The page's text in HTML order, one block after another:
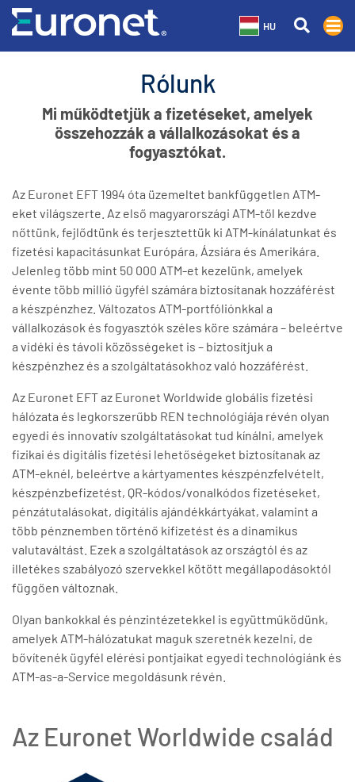
HU
Rólunk
Mi működtetjük a fizetéseket, amelyek
összehozzák a vállalkozásokat és a
fogyasztókat.
Az Euronet EFT 1994 óta üzemeltet bankfüggetlen ATM-
eket világszerte. Az első magyarországi ATM-től kezdve
nőttünk, fejlődtünk és terjesztettük ki ATM-kínálatunkat és
fizetési kapacitásunkat Európára, Ázsiára és Amerikára.
Jelenleg több mint 50 000 ATM-et kezelünk, amelyek
évente több millió ügyfél számára biztosítanak hozzáférést
a készpénzhez. Változatos ATM-portfóliónkkal a
vállalkozások és fogyasztók széles köre számára – beleértve
a vidéki és távoli közösségeket is – biztosítjuk a
készpénzhez és a szolgáltatásokhoz való hozzáférést.
Az Euronet EFT az Euronet Worldwide globális fizetési
hálózata és legkorszerűbb REN technológiája révén olyan
egyedi és innovatív szolgáltatásokat tud kínálni, amelyek
fizikai és digitális fizetési lehetőségeket biztosítanak az
ATM-eknél, beleértve a kártyamentes készpénzfelvételt,
készpénzbefizetést, QR-kódos/vonalkódos fizetéseket,
pénzátutalásokat, digitális ajándékkártyákat, valamint a
több pénznemben történő kifizetést és a dinamikus
valutaváltást. Ezek a szolgáltatások az országtól és az
illetékes szabályozó szervekkel kötött megállapodásoktól
függően változnak.
Olyan bankokkal és pénzintézetekkel is együttműködünk,
amelyek ATM-hálózatukat maguk szeretnék kezelni, de
bővítenék ügyfél elérési pontjaikat egyedi technológiánk és
ATM-as-a-Service megoldásunk révén.
Az Euronet Worldwide család